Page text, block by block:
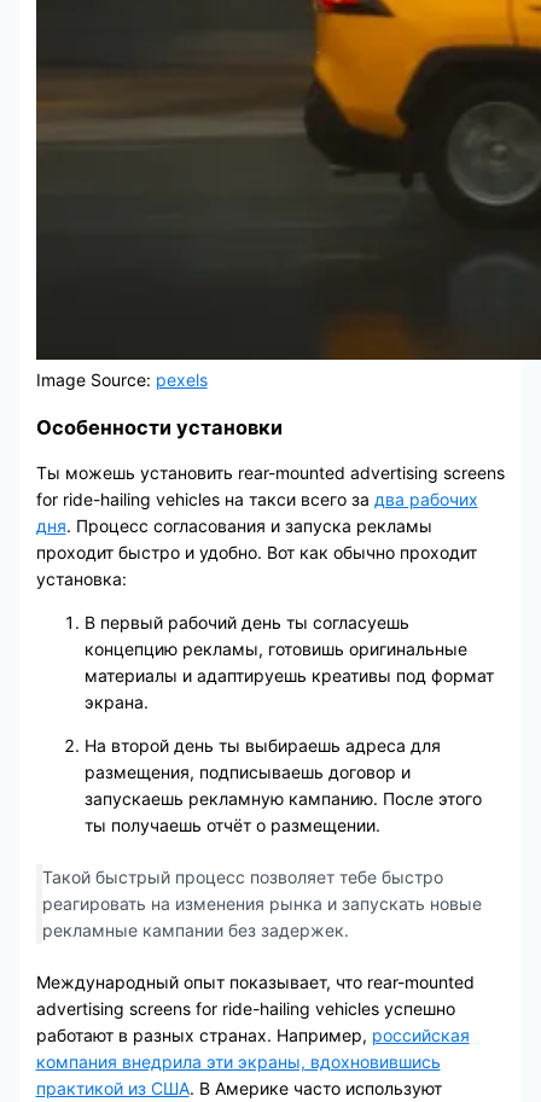
Image Source: pexels
Особенности установки
Ты можешь установить rear-mounted advertising screens
for ride-hailing vehicles на такси всего за два рабочих
дня. Процесс согласования и запуска рекламы
проходит быстро и удобно. Вот как обычно проходит
установка:
В первый рабочий день ты согласуешь
концепцию рекламы, готовишь оригинальные
материалы и адаптируешь креативы под формат
экрана.
На второй день ты выбираешь адреса для
размещения, подписываешь договор и
запускаешь рекламную кампанию. После этого
ты получаешь отчёт о размещении.
Такой быстрый процесс позволяет тебе быстро
реагировать на изменения рынка и запускать новые
рекламные кампании без задержек.
Международный опыт показывает, что rear-mounted
advertising screens for ride-hailing vehicles успешно
работают в разных странах. Например, российская
компания внедрила эти экраны, вдохновившись
практикой из США. В Америке часто используют